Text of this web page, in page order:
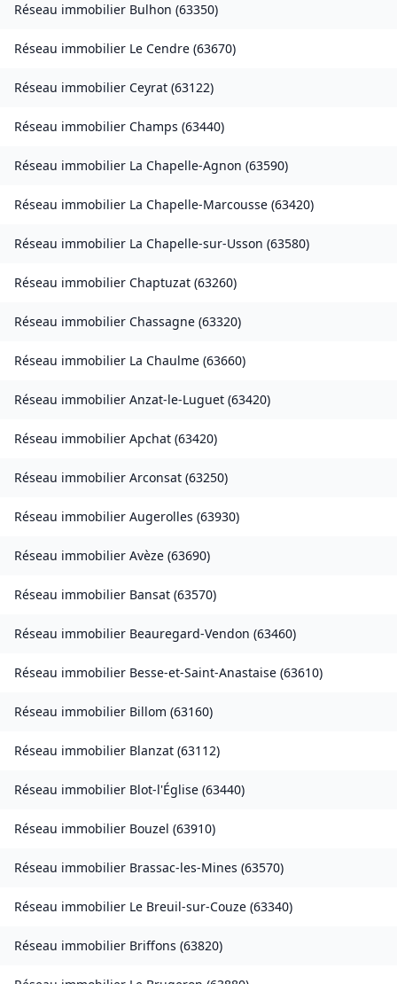
Réseau immobilier Bulhon (63350)
Réseau immobilier Le Cendre (63670)
Réseau immobilier Ceyrat (63122)
Réseau immobilier Champs (63440)
Réseau immobilier La Chapelle-Agnon (63590)
Réseau immobilier La Chapelle-Marcousse (63420)
Réseau immobilier La Chapelle-sur-Usson (63580)
Réseau immobilier Chaptuzat (63260)
Réseau immobilier Chassagne (63320)
Réseau immobilier La Chaulme (63660)
Réseau immobilier Anzat-le-Luguet (63420)
Réseau immobilier Apchat (63420)
Réseau immobilier Arconsat (63250)
Réseau immobilier Augerolles (63930)
Réseau immobilier Avèze (63690)
Réseau immobilier Bansat (63570)
Réseau immobilier Beauregard-Vendon (63460)
Réseau immobilier Besse-et-Saint-Anastaise (63610)
Réseau immobilier Billom (63160)
Réseau immobilier Blanzat (63112)
Réseau immobilier Blot-l'Église (63440)
Réseau immobilier Bouzel (63910)
Réseau immobilier Brassac-les-Mines (63570)
Réseau immobilier Le Breuil-sur-Couze (63340)
Réseau immobilier Briffons (63820)